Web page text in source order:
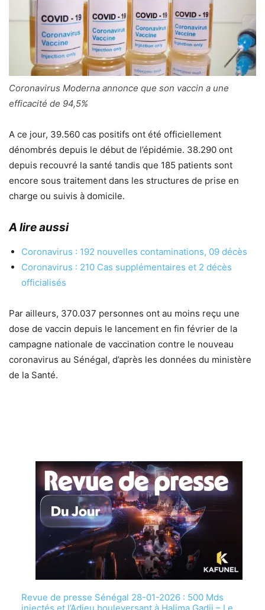
Coronavirus Moderna annonce que son vaccin a une
efficacité de 94,5%
A ce jour, 39.560 cas positifs ont été officiellement
dénombrés depuis le début de l’épidémie. 38.290 ont
depuis recouvré la santé tandis que 185 patients sont
encore sous traitement dans les structures de prise en
charge ou suivis à domicile.
A lire aussi
Coronavirus : 192 nouvelles contaminations, 09 décès
Coronavirus : 210 Cas supplémentaires et 2 décès
officialisés
Par ailleurs, 370.037 personnes ont au moins reçu une
dose de vaccin depuis le lancement en fin février de la
campagne nationale de vaccination contre le nouveau
coronavirus au Sénégal, d’après les données du ministère
de la Santé.
Revue de presse Sénégal 28-01-2026 : 500 Mds